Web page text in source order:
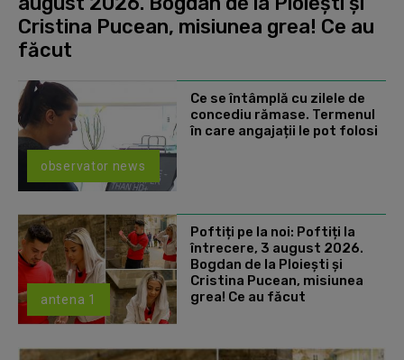
Cristina Pucean, misiunea grea! Ce au
făcut
observator news
Ce se întâmplă cu zilele de
concediu rămase. Termenul
în care angajații le pot folosi
antena 1
Poftiți pe la noi: Poftiți la
întrecere, 3 august 2026.
Bogdan de la Ploiești și
Cristina Pucean, misiunea
grea! Ce au făcut